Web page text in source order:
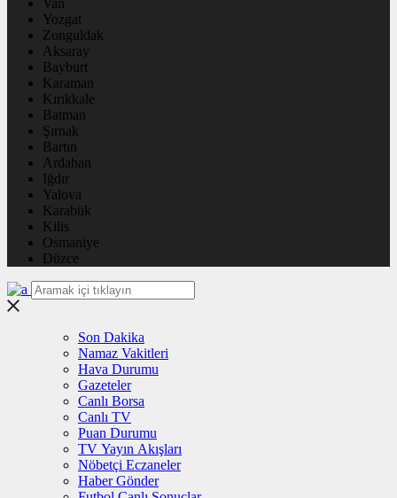
Van
Yozgat
Zonguldak
Aksaray
Bayburt
Karaman
Kırıkkale
Batman
Şırnak
Bartın
Ardahan
Iğdır
Yalova
Karabük
Kilis
Osmaniye
Düzce
Son Dakika
Namaz Vakitleri
Hava Durumu
Gazeteler
Canlı Borsa
Canlı TV
Puan Durumu
TV Yayın Akışları
Nöbetçi Eczaneler
Haber Gönder